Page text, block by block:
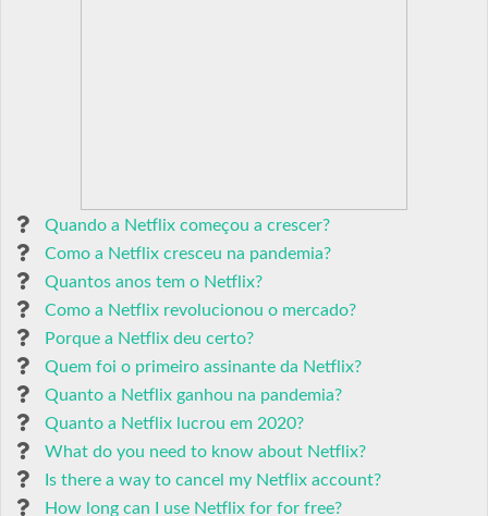
Quando a Netflix começou a crescer?
Como a Netflix cresceu na pandemia?
Quantos anos tem o Netflix?
Como a Netflix revolucionou o mercado?
Porque a Netflix deu certo?
Quem foi o primeiro assinante da Netflix?
Quanto a Netflix ganhou na pandemia?
Quanto a Netflix lucrou em 2020?
What do you need to know about Netflix?
Is there a way to cancel my Netflix account?
How long can I use Netflix for for free?